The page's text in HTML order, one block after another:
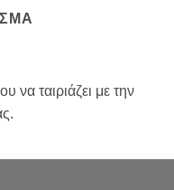
να ταιριάζει με την